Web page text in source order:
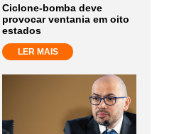
Ciclone-bomba deve
provocar ventania em oito
estados
LER MAIS